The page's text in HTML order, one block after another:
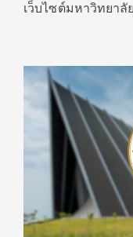
เว็บไซต์มหาวิทยาลั